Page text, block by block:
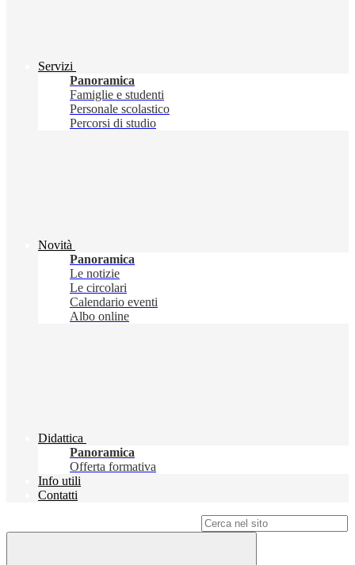
Servizi
Panoramica
Famiglie e studenti
Personale scolastico
Percorsi di studio
Novità
Panoramica
Le notizie
Le circolari
Calendario eventi
Albo online
Didattica
Panoramica
Offerta formativa
Info utili
Contatti